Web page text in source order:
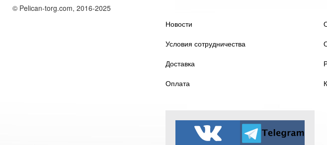
© Pelican-torg.com, 2016-2025
Новости
Условия сотрудничества
Доставка
Оплата